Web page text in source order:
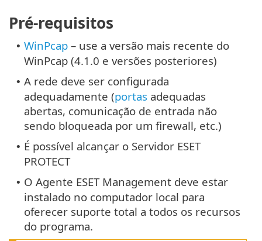
Pré-requisitos
• WinPcap – use a versão mais recente do
WinPcap (4.1.0 e versões posteriores)
• A rede deve ser configurada
adequadamente (portas adequadas
abertas, comunicação de entrada não
sendo bloqueada por um firewall, etc.)
• É possível alcançar o Servidor ESET
PROTECT
• O Agente ESET Management deve estar
instalado no computador local para
oferecer suporte total a todos os recursos
do programa.